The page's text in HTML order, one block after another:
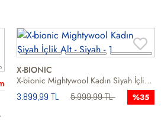
Şortu
X-BIONIC
X-bionic Mightywool Kadın Siyah İçlik Alt
3.899,99 TL 5.999,99 TL %35